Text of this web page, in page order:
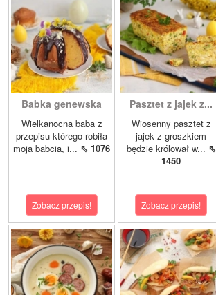
Babka genewska
Wielkanocna baba z
przepisu którego robiła
moja babcia, i... ⇖ 1076
Zobacz przepis!
Pasztet z jajek z...
Wiosenny pasztet z
jajek z groszkiem
będzie królował w... ⇖
1450
Zobacz przepis!